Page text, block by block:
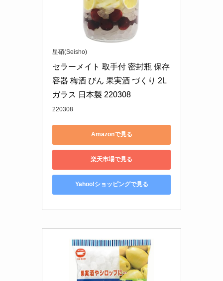
星硝(Seisho)
セラーメイト 取手付 密封瓶 保存
容器 梅酒 びん 果実酒 づくり 2L
ガラス 日本製 220308
220308
Amazonで見る
楽天市場で見る
Yahoo!ショッピングで見る